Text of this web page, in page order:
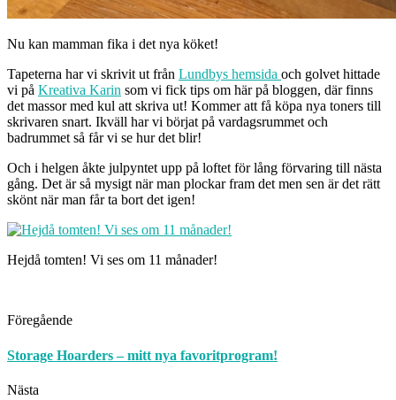
Nu kan mamman fika i det nya köket!
Tapeterna har vi skrivit ut från Lundbys hemsida och golvet hittade
vi på Kreativa Karin som vi fick tips om här på bloggen, där finns
det massor med kul att skriva ut! Kommer att få köpa nya toners till
skrivaren snart. Ikväll har vi börjat på vardagsrummet och
badrummet så får vi se hur det blir!
Och i helgen åkte julpyntet upp på loftet för lång förvaring till nästa
gång. Det är så mysigt när man plockar fram det men sen är det rätt
skönt när man får ta bort det igen!
Hejdå tomten! Vi ses om 11 månader!
Föregående
Storage Hoarders – mitt nya favoritprogram!
Nästa